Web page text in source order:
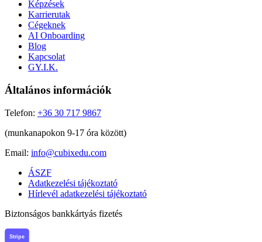
Képzések
Karrierutak
Cégeknek
AI Onboarding
Blog
Kapcsolat
GY.I.K.
Általános információk
Telefon: +36 30 717 9867
(munkanapokon 9-17 óra között)
Email: info@cubixedu.com
ÁSZF
Adatkezelési tájékoztató
Hírlevél adatkezelési tájékoztató
Biztonságos bankkártyás fizetés
Stripe